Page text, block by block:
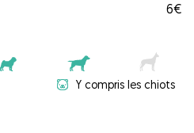
6€
Y compris les chiots